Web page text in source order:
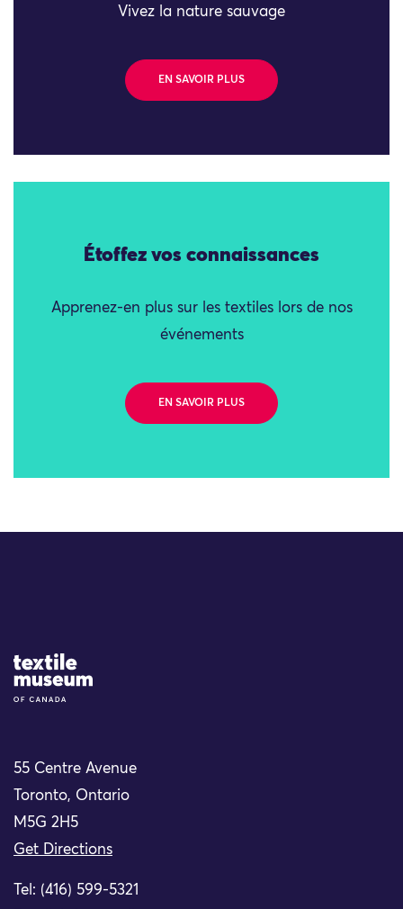
Vivez la nature sauvage
EN SAVOIR PLUS
Étoffez vos connaissances
Apprenez-en plus sur les textiles lors de nos
événements
EN SAVOIR PLUS
Site Logo
55 Centre Avenue
Toronto, Ontario
M5G 2H5
Get Directions
Tel: (416) 599-5321